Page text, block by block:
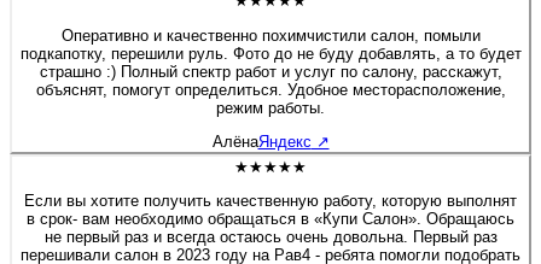
останавливаться на достигнутом, професстонального и
технологического роста! Молодцы! 👍
Оперативно и качественно похимчистили салон, помыли
подкапотку, перешили руль. Фото до не буду добавлять, а то будет
страшно :) Полный спектр работ и услуг по салону, расскажут,
объяснят, помогут определиться. Удобное месторасположение,
режим работы.
АлёнаЯндекс ↗
★★★★★
Если вы хотите получить качественную работу, которую выполнят
в срок- вам необходимо обращаться в «Купи Салон». Обращаюсь
не первый раз и всегда остаюсь очень довольна. Первый раз
перешивали салон в 2023 году на Рав4 - ребята помогли подобрать